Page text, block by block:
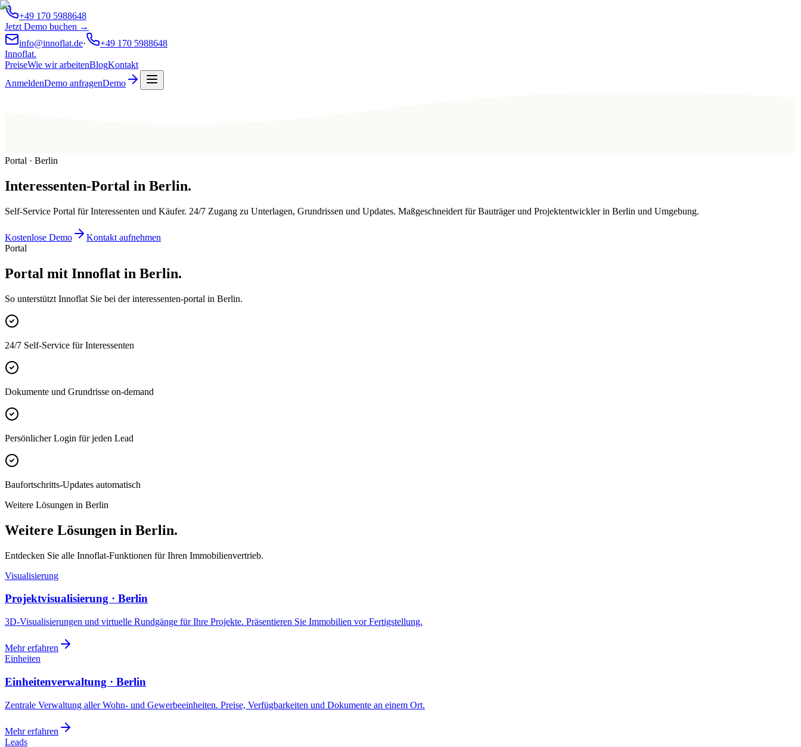
+49 170 5988648
Jetzt Demo buchen →
info@innoflat.de·
+49 170 5988648
Innoflat.
PreiseWie wir arbeitenBlogKontakt
AnmeldenDemo anfragenDemo
Portal · Berlin
Interessenten-Portal in Berlin.
Self-Service Portal für Interessenten und Käufer. 24/7 Zugang zu Unterlagen, Grundrissen und Updates. Maßgeschneidert für Bauträger und Projektentwickler in Berlin und Umgebung.
Kostenlose Demo
Kontakt aufnehmen
Portal
Portal mit Innoflat in Berlin.
So unterstützt Innoflat Sie bei der interessenten-portal in Berlin.
24/7 Self-Service für Interessenten
Dokumente und Grundrisse on-demand
Persönlicher Login für jeden Lead
Baufortschritts-Updates automatisch
Weitere Lösungen in Berlin
Weitere Lösungen in Berlin.
Entdecken Sie alle Innoflat-Funktionen für Ihren Immobilienvertrieb.
Visualisierung
Projektvisualisierung · Berlin
3D-Visualisierungen und virtuelle Rundgänge für Ihre Projekte. Präsentieren Sie Immobilien vor Fertigstellung.
Mehr erfahren
Einheiten
Einheitenverwaltung · Berlin
Zentrale Verwaltung aller Wohn- und Gewerbeeinheiten. Preise, Verfügbarkeiten und Dokumente an einem Ort.
Mehr erfahren
Leads